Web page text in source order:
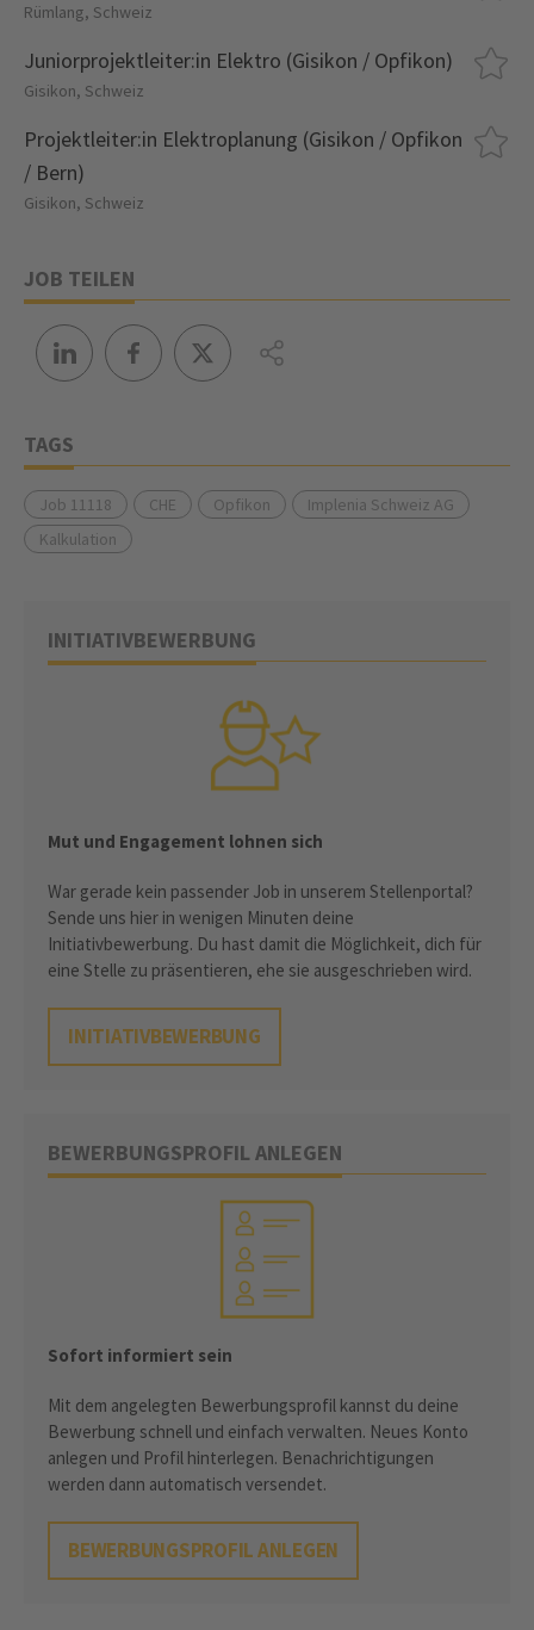
Rümlang, Schweiz
Juniorprojektleiter:in Elektro (Gisikon / Opfikon)
Gisikon, Schweiz
Projektleiter:in Elektroplanung (Gisikon / Opfikon
/ Bern)
Gisikon, Schweiz
JOB TEILEN
TAGS
Job 11118 CHE Opfikon
Implenia Schweiz AG
Kalkulation
INITIATIVBEWERBUNG
Mut und Engagement lohnen sich
War gerade kein passender Job in unserem Stellenportal?
Sende uns hier in wenigen Minuten deine
Initiativbewerbung. Du hast damit die Möglichkeit, dich für
eine Stelle zu präsentieren, ehe sie ausgeschrieben wird.
INITIATIVBEWERBUNG
BEWERBUNGSPROFIL ANLEGEN
Sofort informiert sein
Mit dem angelegten Bewerbungsprofil kannst du deine
Bewerbung schnell und einfach verwalten. Neues Konto
anlegen und Profil hinterlegen. Benachrichtigungen
werden dann automatisch versendet.
BEWERBUNGSPROFIL ANLEGEN